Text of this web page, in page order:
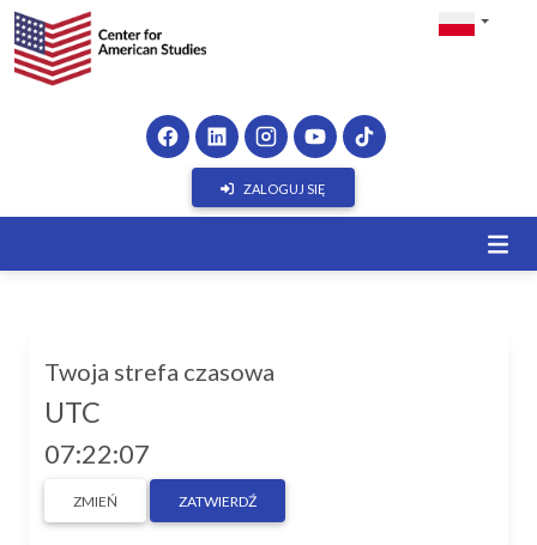
ZALOGUJ SIĘ
Twoja strefa czasowa
UTC
07:22:07
ZMIEŃ ZATWIERDŹ